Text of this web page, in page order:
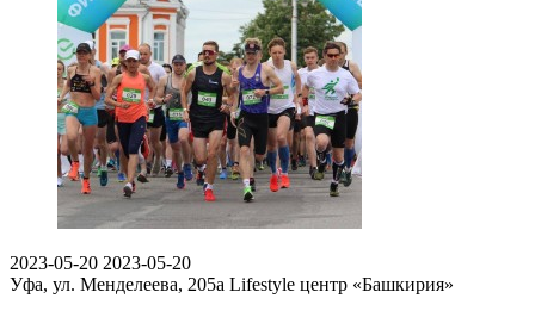
2023-05-20 2023-05-20
Уфа, ул. Менделеева, 205а Lifestyle центр «Башкирия»